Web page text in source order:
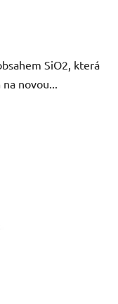
SiO2, která
novou...